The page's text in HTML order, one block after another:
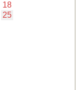
18
25